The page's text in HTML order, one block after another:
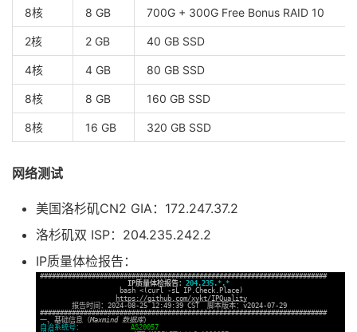
8核 8 GB 700G + 300G Free Bonus RAID 10
2核 2 GB 40 GB SSD
4核 4 GB 80 GB SSD
8核 8 GB 160 GB SSD
8核 16 GB 320 GB SSD
网络测试
美国洛杉矶CN2 GIA：172.247.37.2
洛杉矶双 ISP：204.235.242.2
IP质量体检报告：